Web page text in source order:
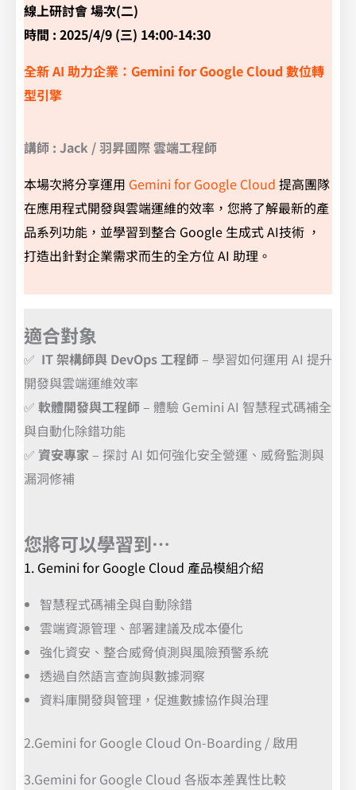
線上研討會 場次(二)
時間 : 2025/4/9 (三) 14:00-14:30
全新 AI 助力企業：Gemini for Google Cloud 數位轉
型引擎
講師 : Jack / 羽昇國際 雲端工程師
本場次將分享運用 Gemini for Google Cloud 提高團隊
在應用程式開發與雲端運維的效率，您將了解最新的產
品系列功能，並學習到整合 Google 生成式 AI技術 ，
打造出針對企業需求而生的全方位 AI 助理。
適合對象
✅ IT 架構師與 DevOps 工程師– 學習如何運用 AI 提升
開發與雲端運維效率
✅ 軟體開發與工程師– 體驗 Gemini AI 智慧程式碼補全
與自動化除錯功能
✅ 資安專家– 探討 AI 如何強化安全營運、威脅監測與
漏洞修補
您將可以學習到…
1. Gemini for Google Cloud 產品模組介紹
智慧程式碼補全與自動除錯
雲端資源管理、部署建議及成本優化
強化資安、整合威脅偵測與風險預警系統
透過自然語言查詢與數據洞察
資料庫開發與管理，促進數據協作與治理
2.Gemini for Google Cloud On-Boarding / 啟用
3.Gemini for Google Cloud 各版本差異性比較